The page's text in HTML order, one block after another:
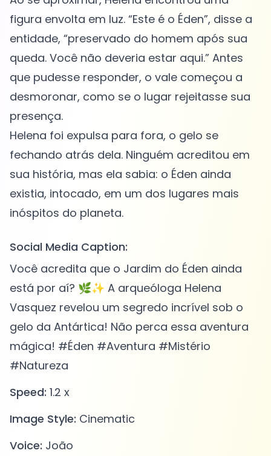
figura envolta em luz. “Este é o Éden”, disse a
entidade, “preservado do homem após sua
queda. Você não deveria estar aqui.” Antes
que pudesse responder, o vale começou a
desmoronar, como se o lugar rejeitasse sua
presença.
Helena foi expulsa para fora, o gelo se
fechando atrás dela. Ninguém acreditou em
sua história, mas ela sabia: o Éden ainda
existia, intocado, em um dos lugares mais
Social Media Caption:
Você acredita que o Jardim do Éden ainda
está por aí? 🌿✨ A arqueóloga Helena
Vasquez revelou um segredo incrível sob o
gelo da Antártica! Não perca essa aventura
mágica! #Éden #Aventura #Mistério
#Natureza
Speed: 1.2 x
Image Style: Cinematic
Voice: João